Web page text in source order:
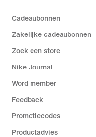
Cadeaubonnen
Zakelijke cadeaubonnen
Zoek een store
Nike Journal
Word member
Feedback
Promotiecodes
Productadvies